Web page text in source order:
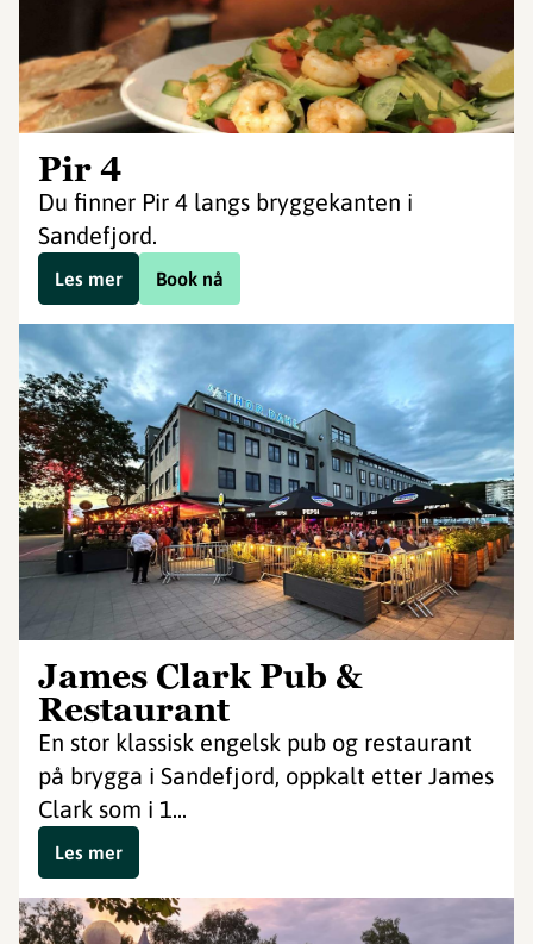
Pir 4
Du finner Pir 4 langs bryggekanten i
Sandefjord.
Book nå
Les mer
James Clark Pub &
Restaurant
En stor klassisk engelsk pub og restaurant
på brygga i Sandefjord, oppkalt etter James
Clark som i 1...
Les mer